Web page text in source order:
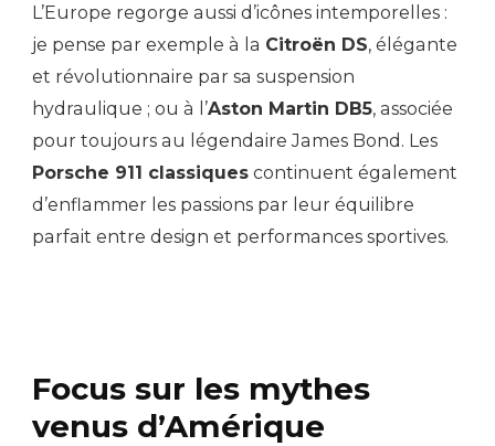
L’Europe regorge aussi d’icônes intemporelles :
je pense par exemple à la Citroën DS, élégante
et révolutionnaire par sa suspension
hydraulique ; ou à l’Aston Martin DB5, associée
pour toujours au légendaire James Bond. Les
Porsche 911 classiques continuent également
d’enflammer les passions par leur équilibre
parfait entre design et performances sportives.
Focus sur les mythes
venus d’Amérique